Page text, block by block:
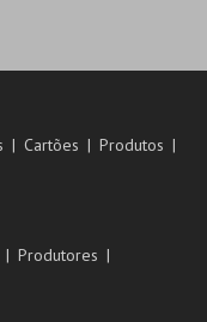
Cartões
Produtos
Produtores